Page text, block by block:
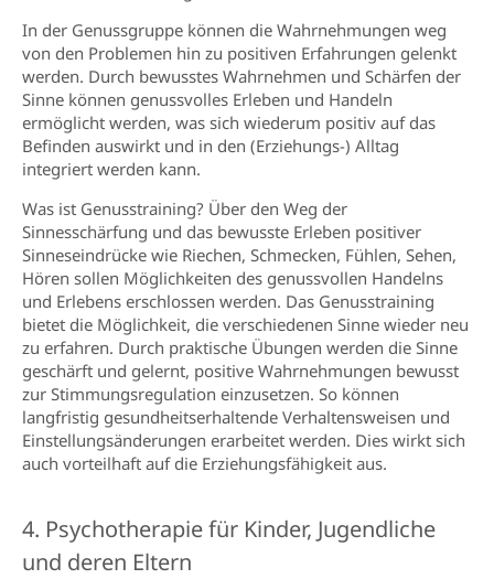
In der Genussgruppe können die Wahrnehmungen weg
von den Problemen hin zu positiven Erfahrungen gelenkt
werden. Durch bewusstes Wahrnehmen und Schärfen der
Sinne können genussvolles Erleben und Handeln
ermöglicht werden, was sich wiederum positiv auf das
Befinden auswirkt und in den (Erziehungs-) Alltag
integriert werden kann.
Was ist Genusstraining? Über den Weg der
Sinnesschärfung und das bewusste Erleben positiver
Sinneseindrücke wie Riechen, Schmecken, Fühlen, Sehen,
Hören sollen Möglichkeiten des genussvollen Handelns
und Erlebens erschlossen werden. Das Genusstraining
bietet die Möglichkeit, die verschiedenen Sinne wieder neu
zu erfahren. Durch praktische Übungen werden die Sinne
geschärft und gelernt, positive Wahrnehmungen bewusst
zur Stimmungsregulation einzusetzen. So können
langfristig gesundheitserhaltende Verhaltensweisen und
Einstellungsänderungen erarbeitet werden. Dies wirkt sich
auch vorteilhaft auf die Erziehungsfähigkeit aus.
4. Psychotherapie für Kinder, Jugendliche
und deren Eltern